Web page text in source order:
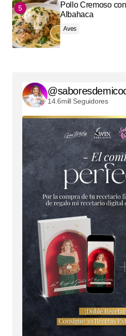
Pollo Cremoso
Albahaca
Aves
14.6mill Seguidores